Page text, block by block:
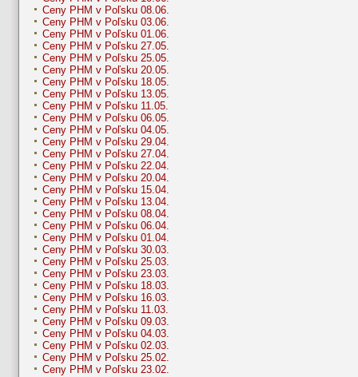
Ceny PHM v Poľsku 08.06.
Ceny PHM v Poľsku 03.06.
Ceny PHM v Poľsku 01.06.
Ceny PHM v Poľsku 27.05.
Ceny PHM v Poľsku 25.05.
Ceny PHM v Poľsku 20.05.
Ceny PHM v Poľsku 18.05.
Ceny PHM v Poľsku 13.05.
Ceny PHM v Poľsku 11.05.
Ceny PHM v Poľsku 06.05.
Ceny PHM v Poľsku 04.05.
Ceny PHM v Poľsku 29.04.
Ceny PHM v Poľsku 27.04.
Ceny PHM v Poľsku 22.04.
Ceny PHM v Poľsku 20.04.
Ceny PHM v Poľsku 15.04.
Ceny PHM v Poľsku 13.04.
Ceny PHM v Poľsku 08.04.
Ceny PHM v Poľsku 06.04.
Ceny PHM v Poľsku 01.04.
Ceny PHM v Poľsku 30.03.
Ceny PHM v Poľsku 25.03.
Ceny PHM v Poľsku 23.03.
Ceny PHM v Poľsku 18.03.
Ceny PHM v Poľsku 16.03.
Ceny PHM v Poľsku 11.03.
Ceny PHM v Poľsku 09.03.
Ceny PHM v Poľsku 04.03.
Ceny PHM v Poľsku 02.03.
Ceny PHM v Poľsku 25.02.
Ceny PHM v Poľsku 23.02.